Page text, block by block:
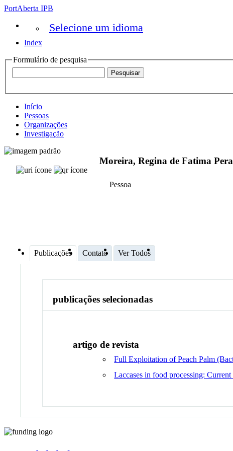
PortAberta IPB
Selecione um idioma
Index
Formulário de pesquisa
Início
Pessoas
Organizações
Investigação
Moreira, Regina de Fatima
Pessoa
Publicações Contato Ver Todos
publicações selecionadas
artigo de revista
Full Exploitation of Peach Palm
Laccases in food processing: